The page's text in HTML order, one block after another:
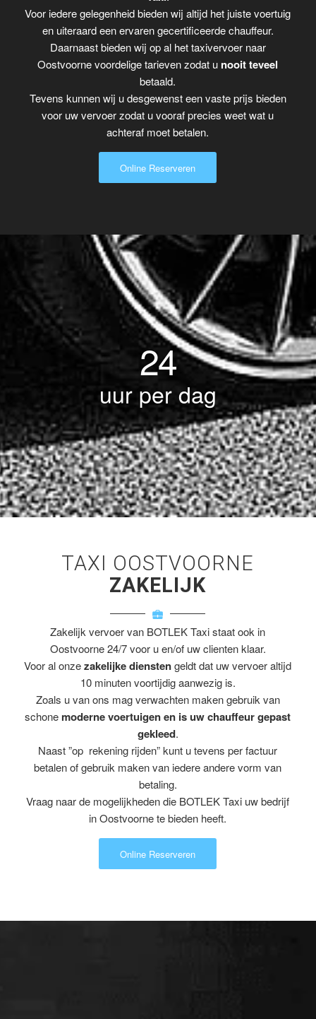
Voor iedere gelegenheid bieden wij altijd het juiste voertuig
en uiteraard een ervaren gecertificeerde chauffeur.
Daarnaast bieden wij op al het taxivervoer naar
Oostvoorne voordelige tarieven zodat u nooit teveel
betaald.
Tevens kunnen wij u desgewenst een vaste prijs bieden
voor uw vervoer zodat u vooraf precies weet wat u
achteraf moet betalen.
Online Reserveren
24
uur per dag
TAXI OOSTVOORNE
ZAKELIJK
Zakelijk vervoer van BOTLEK Taxi staat ook in
Oostvoorne 24/7 voor u en/of uw clienten klaar.
Voor al onzezakelijke dienstengeldt dat uw vervoer altijd
10 minuten voortijdig aanwezig is.
Zoals u van ons mag verwachten maken gebruik van
schone moderne voertuigen en is uw chauffeur gepast
gekleed.
Naast ”op rekening rijden” kunt u tevens per factuur
betalen of gebruik maken van iedere andere vorm van
betaling.
Vraag naar de mogelijkheden die BOTLEK Taxi uw bedrijf
in Oostvoorne te bieden heeft.
Online Reserveren